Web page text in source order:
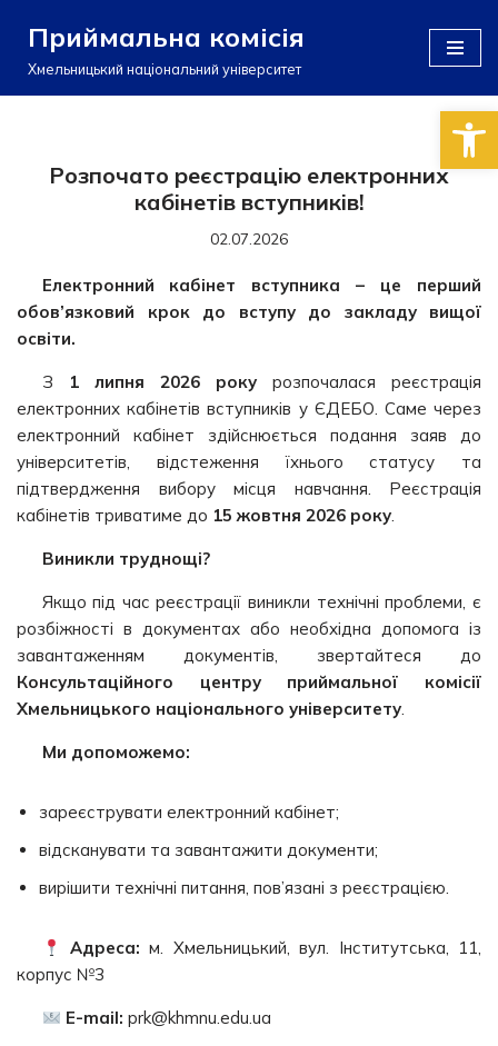
Перейти
Приймальна комісія
Хмельницький національний університет
Розпочато реєстрацію електронних
кабінетів вступників!
02.07.2026
Електронний кабінет вступника – це перший
обов’язковий крок до вступу до закладу вищої
освіти.
З 1 липня 2026 рокурозпочалася реєстрація
електронних кабінетів вступників у ЄДЕБО. Саме через
електронний кабінет здійснюється подання заяв до
університетів, відстеження їхнього статусу та
підтвердження вибору місця навчання. Реєстрація
кабінетів триватиме до 15 жовтня 2026 року.
Виникли труднощі?
Якщо під час реєстрації виникли технічні проблеми, є
розбіжності в документах або необхідна допомога із
завантаженням документів, звертайтеся до
Консультаційного центру приймальної комісії
Хмельницького національного університету.
Ми допоможемо:
зареєструвати електронний кабінет;
відсканувати та завантажити документи;
вирішити технічні питання, пов’язані з реєстрацією.
Адреса: м. Хмельницький, вул. Інститутська, 11,
корпус №3
E-mail: prk@khmnu.edu.ua